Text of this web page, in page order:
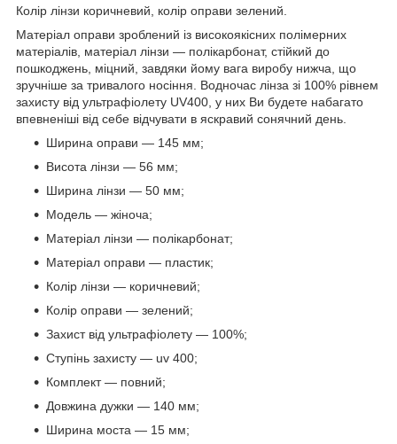
Колір лінзи коричневий, колір оправи зелений.
Матеріал оправи зроблений із високоякісних полімерних
матеріалів, матеріал лінзи — полікарбонат, стійкий до
пошкоджень, міцний, завдяки йому вага виробу нижча, що
зручніше за тривалого носіння. Водночас лінза зі 100% рівнем
захисту від ультрафіолету UV400, у них Ви будете набагато
впевненіші від себе відчувати в яскравий сонячний день.
Ширина оправи — 145 мм;
Висота лінзи — 56 мм;
Ширина лінзи — 50 мм;
Модель — жіноча;
Матеріал лінзи — полікарбонат;
Матеріал оправи — пластик;
Колір лінзи — коричневий;
Колір оправи — зелений;
Захист від ультрафіолету — 100%;
Ступінь захисту — uv 400;
Комплект — повний;
Довжина дужки — 140 мм;
Ширина моста — 15 мм;